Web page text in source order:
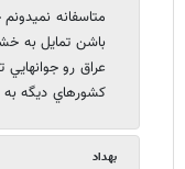
متاسفانه
باشن تمايل به
عراق رو
کشورهاي ديگه به
بهداد